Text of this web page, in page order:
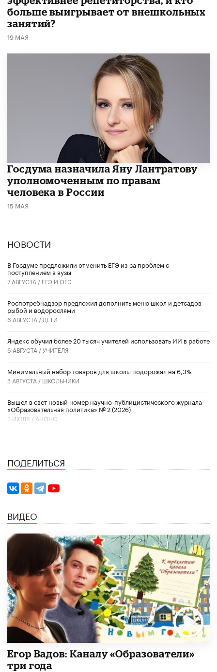
больше выигрывает от внешкольных
занятий?
19 МАЯ
Госдума назначила Яну Лантратову
уполномоченным по правам
человека в России
15 МАЯ
НОВОСТИ
В Госдуме предложили отменить ЕГЭ из-за проблем с
поступлением в вузы
7 АВГУСТА / ЕГЭ И ОГЭ
Роспотребнадзор предложил дополнить меню школ и детсадов
рыбой и водорослями
6 АВГУСТА / ДЕТИ
​Яндекс обучил более 20 тысяч учителей использовать ИИ в работе
6 АВГУСТА /УЧИТЕЛЯ
Минимальный набор товаров для школы подорожал на 6,3%
5 АВГУСТА / ШКОЛЬНИКИ
Вышел в свет новый номер научно-публицистического журнала
«Образовательная политика» № 2 (2026)
3 ИЮЛЯ / АНОНС
ПОДЕЛИТЬСЯ
ВИДЕО
Егор Вадов: Каналу «Образователи»
три года